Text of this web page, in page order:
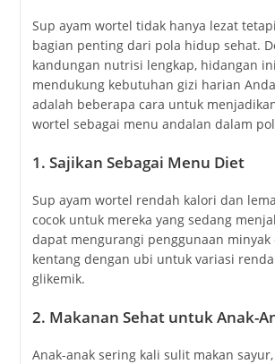
Sup ayam wortel tidak hanya lezat
bagian penting dari pola hidup sehat.
kandungan nutrisi lengkap, hidangan
mendukung kebutuhan gizi harian
adalah beberapa cara untuk
wortel sebagai menu andalan dalam
1. Sajikan Sebagai Menu Diet
Sup ayam wortel rendah kalori dan
cocok untuk mereka yang sedang
dapat mengurangi penggunaan minyak
kentang dengan ubi untuk variasi
glikemik.
2. Makanan Sehat untuk Anak-
Anak-anak sering kali sulit makan